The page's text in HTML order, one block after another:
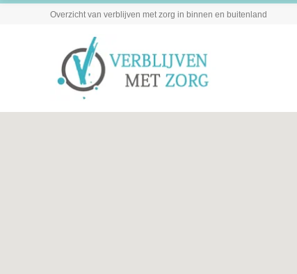
Overzicht van verblijven met zorg in binnen en buitenland